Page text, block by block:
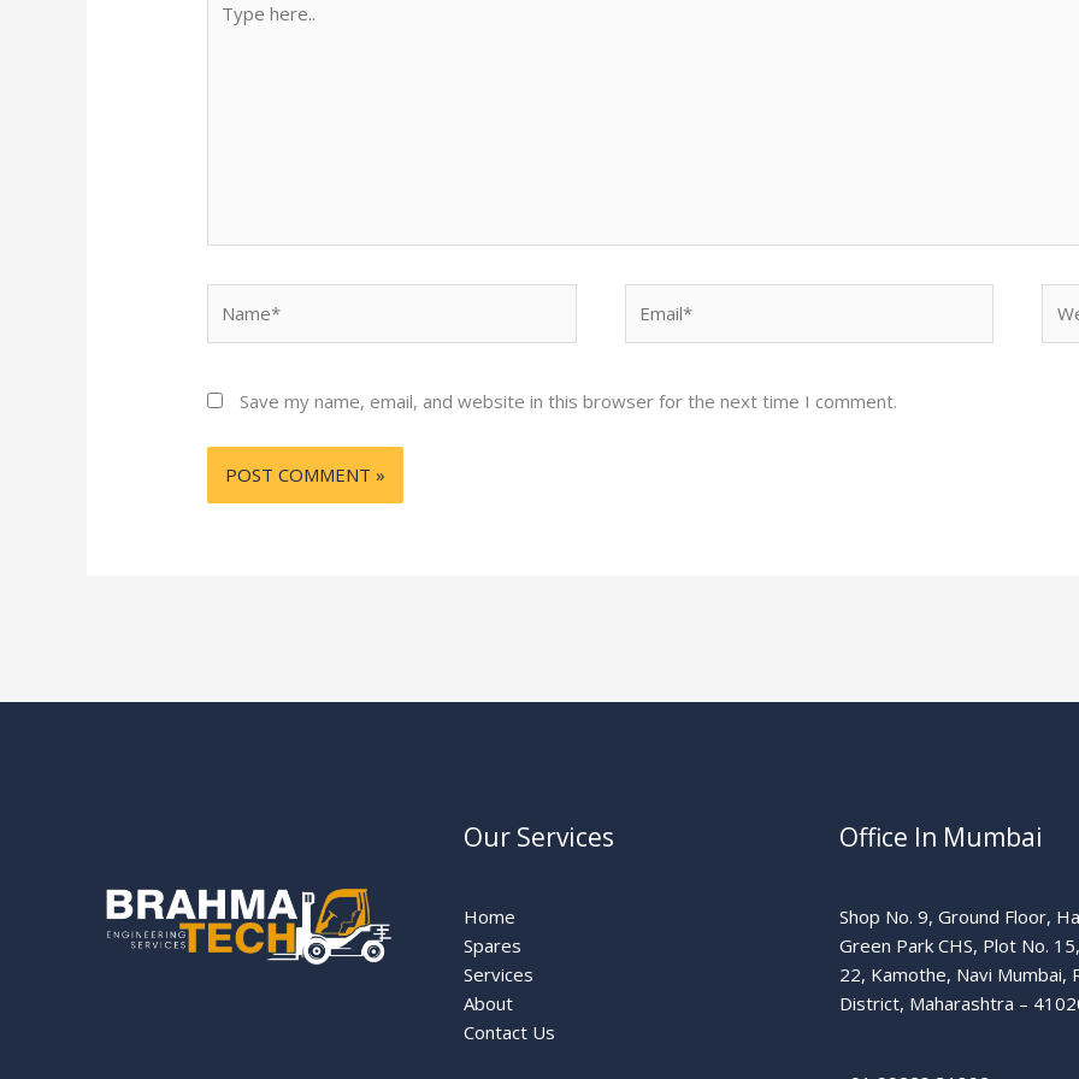
here..
Save my name, email, and website in this browser for the next time I comment.
Our Services
Home
Spares
Services
About
Contact Us
Office In Mumbai
Shop No. 9, Ground Floor,
Green Park CHS, Plot No.
22, Kamothe, Navi Mumbai,
District, Maharashtra –